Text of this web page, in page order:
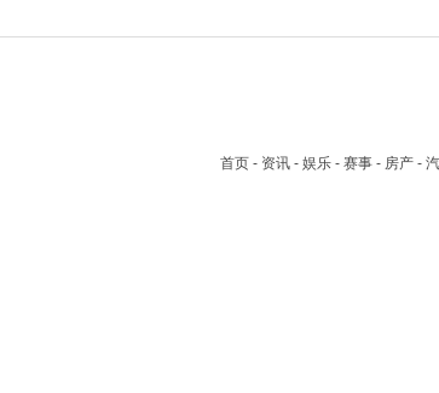
首页 - 资讯 - 娱乐 - 赛事 - 房产 -